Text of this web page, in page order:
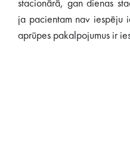
stacionārā, gan dienas
ja pacientam nav iespēju
aprūpes pakalpojumus ir